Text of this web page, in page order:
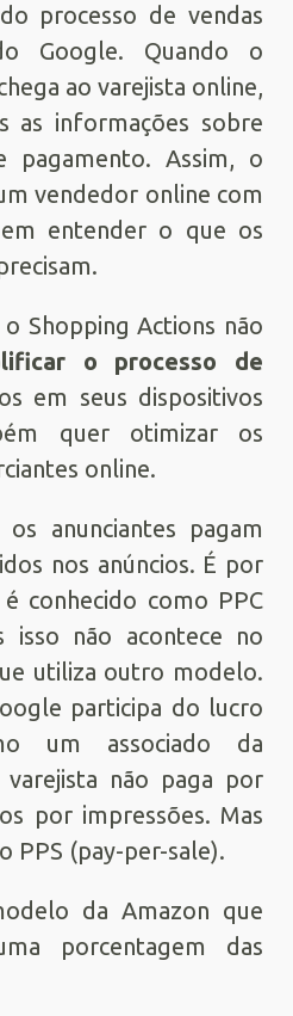
processo de vendas
Google. Quando o
ao varejista online,
as informações sobre
pagamento. Assim, o
vendedor online com
entender o que os
Shopping Actions não
o processo de
em seus dispositivos
quer otimizar os
online.
os anunciantes pagam
nos anúncios. É por
conhecido como PPC
isso não acontece no
utiliza outro modelo.
participa do lucro
um associado da
não paga por
por impressões. Mas
PPS (pay-per-sale).
da Amazon que
porcentagem das